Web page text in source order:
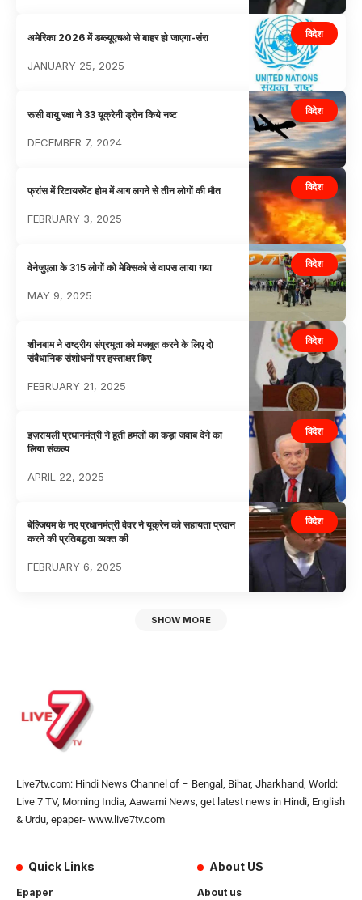
विदेश
अमेरिका 2026 में डब्ल्यूएचओ से बाहर हो जाएगा-संरा
JANUARY 25, 2025
विदेश
रूसी वायु रक्षा ने 33 यूक्रेनी ड्रोन किये नष्ट
DECEMBER 7, 2024
विदेश
फ्रांस में रिटायरमेंट होम में आग लगने से तीन लोगों की मौत
FEBRUARY 3, 2025
विदेश
वेनेजुएला के 315 लोगों को मेक्सिको से वापस लाया गया
MAY 9, 2025
विदेश
शीनबाम ने राष्ट्रीय संप्रभुता को मजबूत करने के लिए दो
संवैधानिक संशोधनों पर हस्ताक्षर किए
FEBRUARY 21, 2025
विदेश
इज़रायली प्रधानमंत्री ने हूती हमलों का कड़ा जवाब देने का
लिया संकल्प
APRIL 22, 2025
विदेश
बेल्जियम के नए प्रधानमंत्री वेवर ने यूक्रेन को सहायता प्रदान
करने की प्रतिबद्धता व्यक्त की
FEBRUARY 6, 2025
SHOW MORE
Live7tv.com: Hindi News Channel of – Bengal, Bihar, Jharkhand, World:
Live 7 TV, Morning India, Aawami News, get latest news in Hindi, English
& Urdu, epaper- www.live7tv.com
Quick Links
Epaper
About US
About us